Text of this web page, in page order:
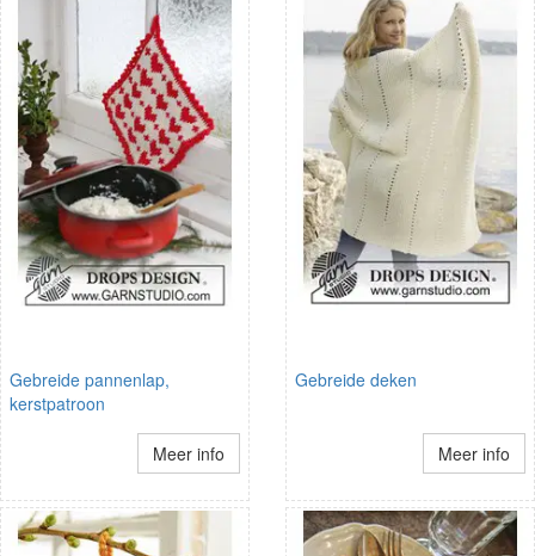
Gebreide pannenlap,
kerstpatroon
Meer info
Gebreide deken
Meer info